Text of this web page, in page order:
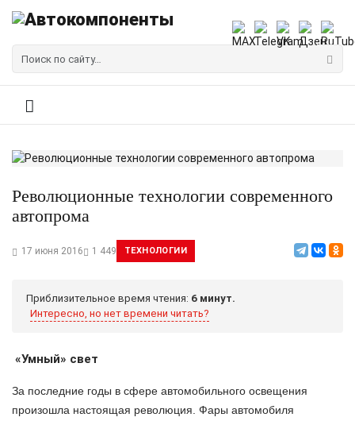
Революционные технологии современного
автопрома
17 июня 2016 1 449 ТЕХНОЛОГИИ
Приблизительное время чтения: 6 минут.
Интересно, но нет времени читать?
«Умный» свет
За последние годы в сфере автомобильного освещения
произошла настоящая революция. Фары автомобиля